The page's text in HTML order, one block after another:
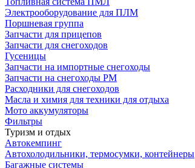
Электрооборудование для ПЛМ
Поршневая группа
Запчасти для прицепов
Запчасти для снегоходов
Гусеницы
Запчасти на импортные снегоходы
Запчасти на снегоходы РМ
Расходники для снегоходов
Масла и химия для техники для отдыха
Мото аккумуляторы
Фильтры
Туризм и отдых
Автокемпинг
Автохолодильники, термосумки, контейнеры
Багажные системы